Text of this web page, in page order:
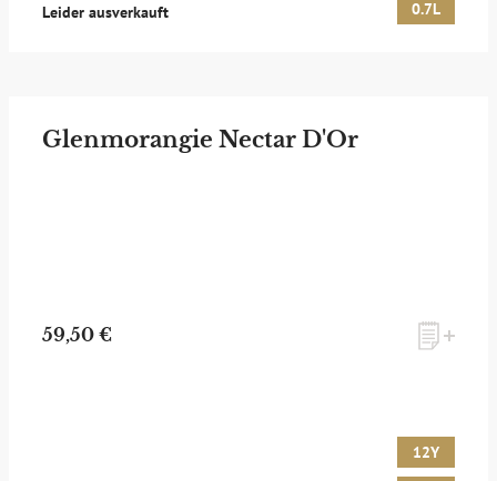
Leider ausverkauft
0.7L
Glenmorangie Nectar D'Or
59,50 €
12Y